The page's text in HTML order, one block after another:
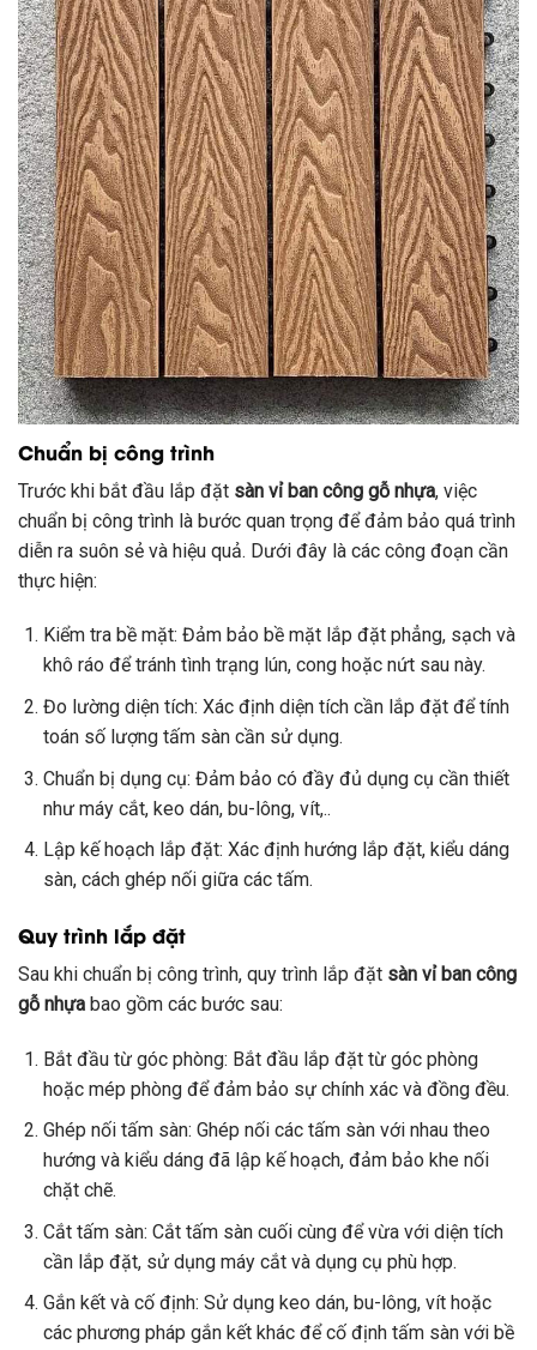
Chuẩn bị công trình
Trước khi bắt đầu lắp đặt sàn vỉ ban công gỗ nhựa, việc
chuẩn bị công trình là bước quan trọng để đảm bảo quá trình
diễn ra suôn sẻ và hiệu quả. Dưới đây là các công đoạn cần
thực hiện:
Kiểm tra bề mặt: Đảm bảo bề mặt lắp đặt phẳng, sạch và
khô ráo để tránh tình trạng lún, cong hoặc nứt sau này.
Đo lường diện tích: Xác định diện tích cần lắp đặt để tính
toán số lượng tấm sàn cần sử dụng.
Chuẩn bị dụng cụ: Đảm bảo có đầy đủ dụng cụ cần thiết
như máy cắt, keo dán, bu-lông, vít,..
Lập kế hoạch lắp đặt: Xác định hướng lắp đặt, kiểu dáng
sàn, cách ghép nối giữa các tấm.
Quy trình lắp đặt
Sau khi chuẩn bị công trình, quy trình lắp đặt sàn vỉ ban công
gỗ nhựa bao gồm các bước sau:
Bắt đầu từ góc phòng: Bắt đầu lắp đặt từ góc phòng
hoặc mép phòng để đảm bảo sự chính xác và đồng đều.
Ghép nối tấm sàn: Ghép nối các tấm sàn với nhau theo
hướng và kiểu dáng đã lập kế hoạch, đảm bảo khe nối
chặt chẽ.
Cắt tấm sàn: Cắt tấm sàn cuối cùng để vừa với diện tích
cần lắp đặt, sử dụng máy cắt và dụng cụ phù hợp.
Gắn kết và cố định: Sử dụng keo dán, bu-lông, vít hoặc
các phương pháp gắn kết khác để cố định tấm sàn với bề